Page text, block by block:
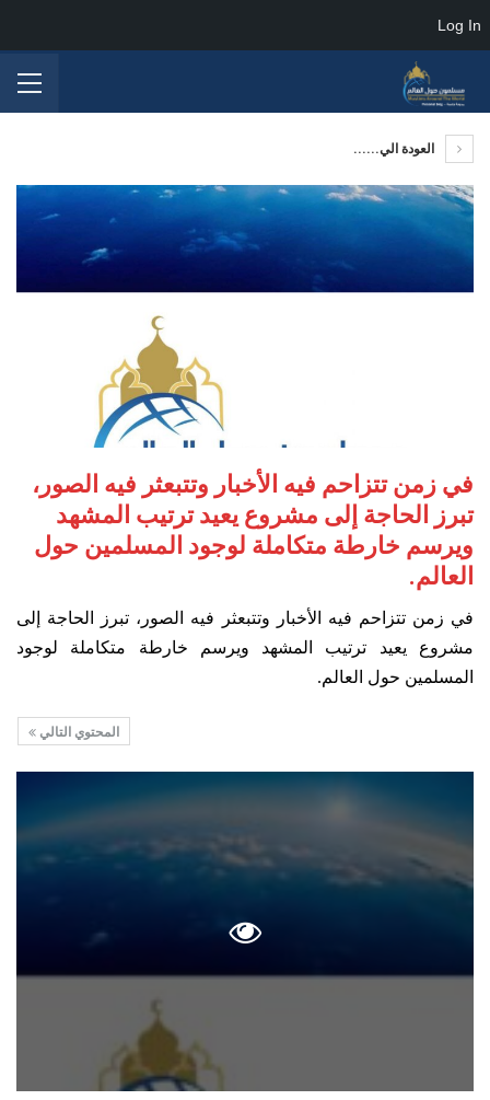
العودة الي......
في زمن تتزاحم فيه الأخبار وتتبعثر فيه الصور،
تبرز الحاجة إلى مشروع يعيد ترتيب المشهد
ويرسم خارطة متكاملة لوجود المسلمين حول
العالم.
في زمن تتزاحم فيه الأخبار وتتبعثر فيه الصور، تبرز الحاجة إلى
مشروع يعيد ترتيب المشهد ويرسم خارطة متكاملة لوجود
المسلمين حول العالم.
المحتوي التالي
Log In